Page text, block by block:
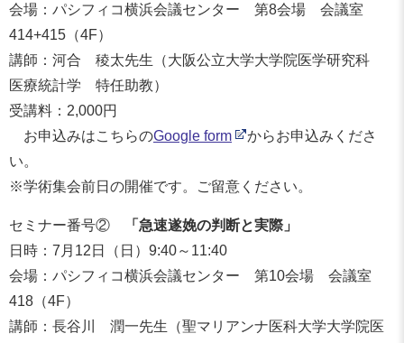
会場：パシフィコ横浜会議センター 第8会場 会議室
414+415（4F）
講師：河合 稜太先生（大阪公立大学大学院医学研究科
医療統計学 特任助教）
受講料：2,000円
お申込みはこちらのGoogle form
からお申込みくださ
い。
※学術集会前日の開催です。ご留意ください。
セミナー番号②
「急速遂娩の判断と実際」
日時：7月12日（日）9:40～11:40
会場：パシフィコ横浜会議センター 第10会場 会議室
418（4F）
講師：長谷川 潤一先生（聖マリアンナ医科大学大学院医